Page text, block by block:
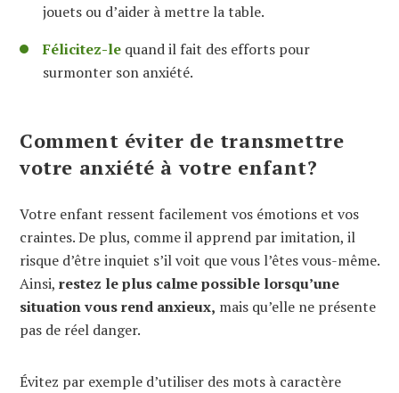
jouets ou d’aider à mettre la table.
Félicitez-le quand il fait des efforts pour
surmonter son anxiété.
Comment éviter de transmettre
votre anxiété à votre enfant?
Votre enfant ressent facilement vos émotions et vos
craintes. De plus, comme il apprend par imitation, il
risque d’être inquiet s’il voit que vous l’êtes vous-même.
Ainsi, restez le plus calme possible lorsqu’une
situation vous rend anxieux, mais qu’elle ne présente
pas de réel danger.
Évitez par exemple d’utiliser des mots à caractère